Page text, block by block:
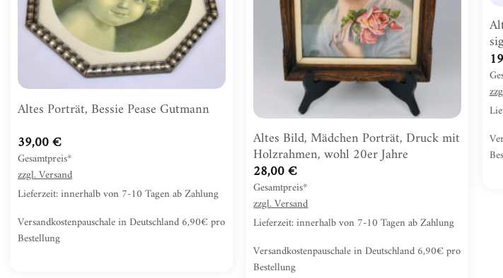
Altes Porträt, Bessie Pease Gutmann
39,00€
Gesamtpreis*
zzgl.Versand
Lieferzeit: innerhalb von 7-10 Tagen ab Zahlung
Versandkostenpauschale in Deutschland 6,90€ pro
Bestellung
Altes Bild, Mädchen Porträt, Druck mit
Holzrahmen, wohl 20er Jahre
28,00€
Gesamtpreis*
zzgl.Versand
Lieferzeit: innerhalb von 7-10 Tagen ab Zahlung
Versandkostenpauschale in Deutschland 6,90€ pro
Bestellung